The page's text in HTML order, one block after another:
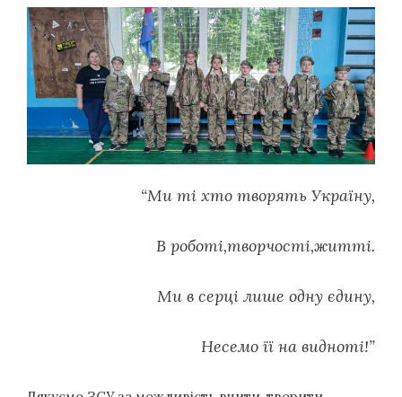
“Ми ті хто творять Україну,
В роботі,творчості,житті.
Ми в серці лише одну єдину,
Несемо її на видноті!”